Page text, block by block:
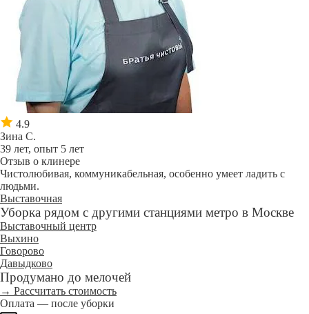
4.9
Зина С.
39 лет, опыт 5 лет
Отзыв о клинере
Чистолюбивая, коммуникабельная, особенно умеет ладить с
людьми.
Выставочная
Уборка рядом с другими станциями метро в Москве
Выставочный центр
Выхино
Говорово
Давыдково
Продумано до мелочей
→ Рассчитать стоимость
Оплата — после уборки